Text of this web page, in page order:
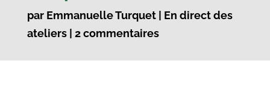
par Emmanuelle Turquet| En direct des
ateliers| 2 commentaires